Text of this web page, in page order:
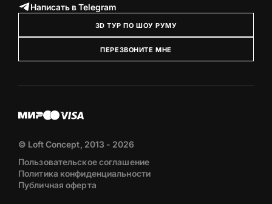
Написать в Telegram
3D ТУР ПО ШОУ РУМУ
ПЕРЕЗВОНИТЕ МНЕ
© Loft Concept, 2013 - 2026
Пользовательское соглашение
Политика конфиденциальности
Публичная оферта